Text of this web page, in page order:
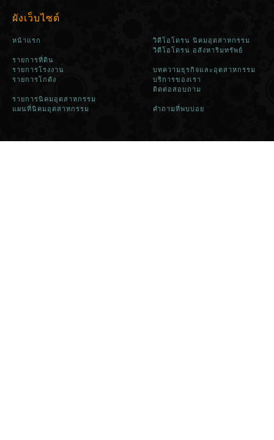
ผังเว็บไซต์
หน้าแรก
รายการที่ดิน
รายการโรงงาน
รายการโกดัง
รายการนิคมอุตสาหกรรม
แผนที่นิคมอุตสาหกรรม
วิดีโอโดรน นิคมอุตสาหกรรม
วิดีโอโดรน อสังหาริมทรัพย์
บทความธุรกิจและอุตสาหกรรม
บริการของเรา
ติดต่อสอบถาม
คำถามที่พบบ่อย